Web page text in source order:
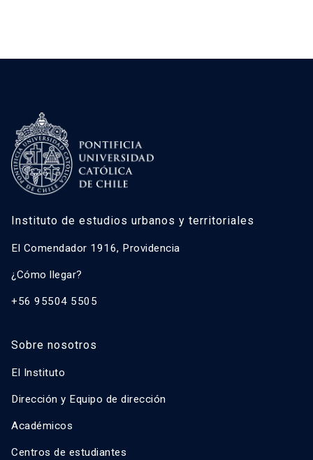
Instituto de estudios urbanos y territoriales
El Comendador 1916, Providencia
¿Cómo llegar?
+56 95504 5505
Sobre nosotros
El Instituto
Dirección y Equipo de dirección
Académicos
Centros de estudiantes